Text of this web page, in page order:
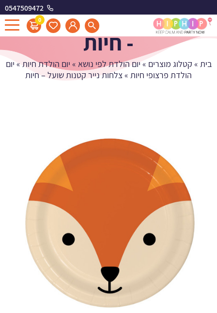
0547509472
0
צלחות נייר קטנות שועל
- חיות
בית » קטלוג מוצרים » יום הולדת לפי נושא » יום הולדת חיות » יום
הולדת פרצופי חיות »צלחות נייר קטנות שועל – חיות